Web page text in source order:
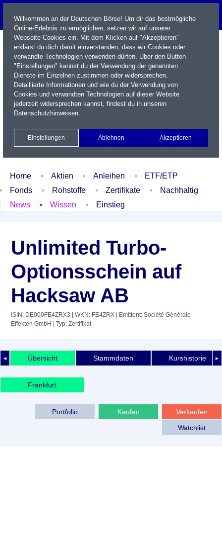
Name / WKN / ISIN / Kürzel
Xetra Realtime
Watchlist Portfolio Login
Home Aktien Anleihen
ETF/ETP
Fonds
Rohstoffe Zertifikate
Nachhaltig
News
Wissen Einstieg
Unlimited Turbo-
Optionsschein auf
Hacksaw AB
ISIN: DE000FE4ZRX3 | WKN: FE4ZRX | Emittent: Société Générale
Effekten GmbH
| Typ: Zertifikat
◄ ►
Übersicht Stammdaten Kurshistorie
Frankfurt
Verkaufen
Kaufen
Portfolio
Watchlist
Willkommen an der Deutschen Börse! Um dir das bestmögliche
Online-Erlebnis zu ermöglichen, setzen wir auf unserer
Webseite Cookies ein. Mit dem Klicken auf "Akzeptieren"
erklärst du dich damit einverstanden, dass wir Cookies oder
verwandte Technologien verwenden dürfen. Über den Button
"Einstellungen" kannst du der Verwendung der genannten
Dienste im Einzelnen zustimmen oder widersprechen.
Detaillierte Informationen und wie du der Verwendung von
Cookies und verwandten Technologien auf dieser Website
jederzeit widersprechen kannst, findest du in unseren
Datenschutzhinweisen.
Einstellungen Ablehnen Akzeptieren